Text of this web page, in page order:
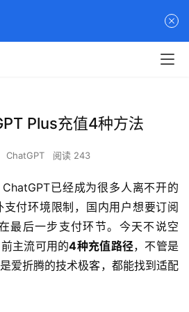
Plus充值4种方法
ChatGPT 阅读 243
已经成为很多人离不开的
付环境限制，国内用户想要订阅
最后一步支付环节。今天不说空
主流可用的4种充值路径，不管是
爱折腾的技术极客，都能找到适配